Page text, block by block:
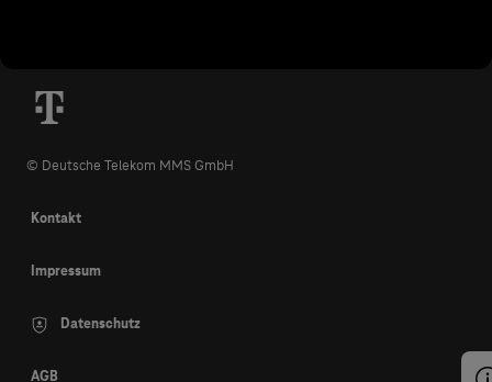
© Deutsche Telekom MMS GmbH
Kontakt
Impressum
Datenschutz
AGB